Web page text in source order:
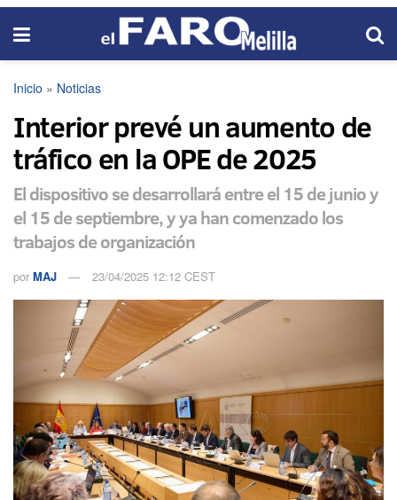
Inicio » Noticias
Interior prevé un aumento de
tráfico en la OPE de 2025
El dispositivo se desarrollará entre el 15 de junio y
el 15 de septiembre, y ya han comenzado los
trabajos de organización
por MAJ 23/04/2025 12:12 CEST